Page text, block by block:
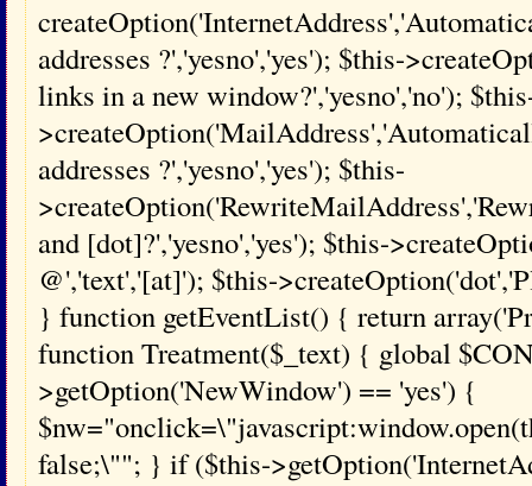
addresses ?','yesno','yes'); $this-
links in a new window?','yesno','no');
addresses ?','yesno','yes'); $this-
and [dot]?','yesno','yes'); $this-
@','text','[at]'); $this-
} function getEventList() { return
function Treatment($_text) { global
>getOption('NewWindow') == 'yes') {
false;\""; } if ($this-